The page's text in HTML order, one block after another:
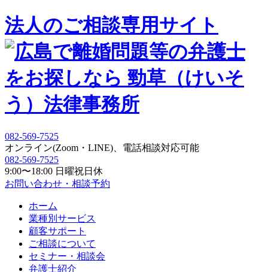
法人のご相談専用サイト
082-569-7525
オンライン(Zoom・LINE)、電話相談対応可能
082-569-7525
9:00〜18:00 日曜祝日休
お問い合わせ・相談予約
ホーム
業種別サービス
顧客サポート
ご相談について
セミナー・相談会
弁護士紹介